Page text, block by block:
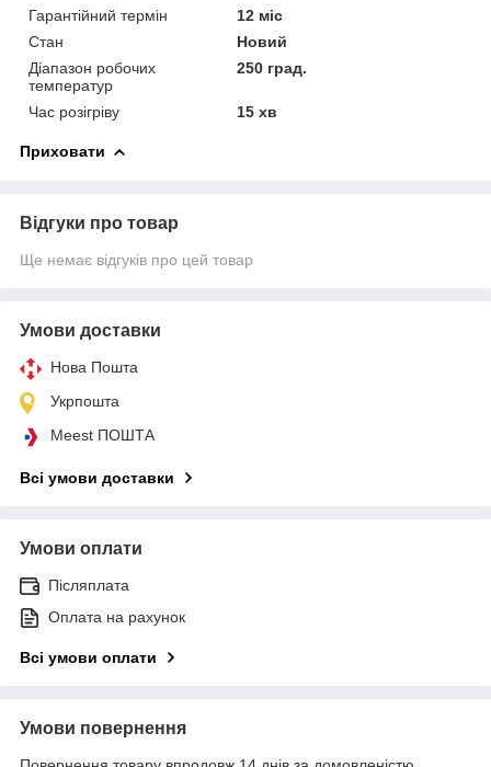
Гарантійний термін
12 міс
Стан
Новий
Діапазон робочих
температур
250 град.
Час розігріву 15 хв
Приховати
Відгуки про товар
Ще немає відгуків про цей товар
Умови доставки
Нова Пошта
Укрпошта
Meest ПОШТА
Всі умови доставки
Умови оплати
Післяплата
Оплата на рахунок
Всі умови оплати
Умови повернення